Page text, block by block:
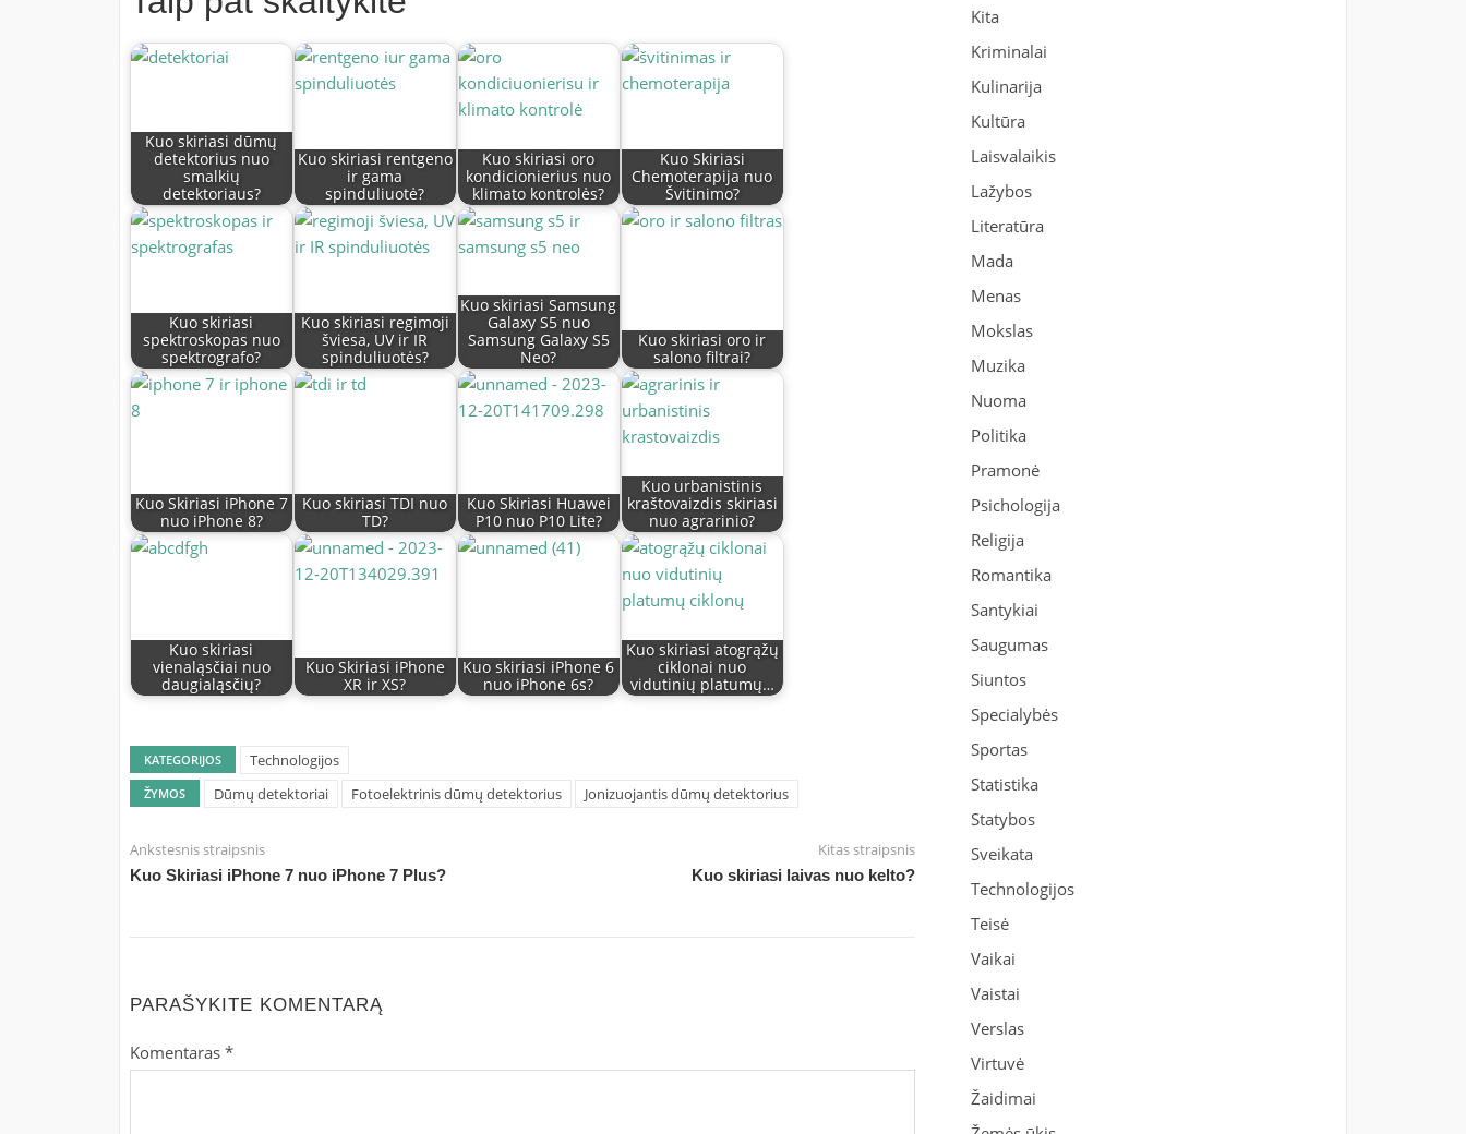
Kuo skiriasi dūmų
detektorius nuo
smalkių
detektoriaus?
Kuo skiriasi rentgeno
ir gama
spinduliuotė?
Kuo skiriasi oro
kondicionierius nuo
klimato kontrolės?
Kuo Skiriasi
Chemoterapija nuo
Švitinimo?
Kuo skiriasi
spektroskopas nuo
spektrografo?
Kuo skiriasi regimoji
šviesa, UV ir IR
spinduliuotės?
Kuo skiriasi Samsung
Galaxy S5 nuo
Samsung Galaxy S5
Neo?
Kuo skiriasi oro ir
salono filtrai?
Kuo Skiriasi iPhone 7
nuo iPhone 8?
Kuo skiriasi TDI nuo
TD?
Kuo Skiriasi Huawei
P10 nuo P10 Lite?
Kuo urbanistinis
kraštovaizdis skiriasi
nuo agrarinio?
Kuo skiriasi
vienaląsčiai nuo
daugialąsčių?
Kuo Skiriasi iPhone
XR ir XS?
Kuo skiriasi iPhone 6
nuo iPhone 6s?
Kuo skiriasi atogrąžų
ciklonai nuo
vidutinių platumų…
KATEGORIJOS Technologijos
ŽYMOS Dūmų detektoriai Fotoelektrinis dūmų detektorius Jonizuojantis dūmų detektorius
Ankstesnis straipsnis
Kuo Skiriasi iPhone 7 nuo iPhone 7 Plus?
Kitas straipsnis
Kuo skiriasi laivas nuo kelto?
PARAŠYKITE KOMENTARĄ
Komentaras *
Kita
Kriminalai
Kulinarija
Kultūra
Laisvalaikis
Lažybos
Literatūra
Mada
Menas
Mokslas
Muzika
Nuoma
Politika
Pramonė
Psichologija
Religija
Romantika
Santykiai
Saugumas
Siuntos
Specialybės
Sportas
Statistika
Statybos
Sveikata
Technologijos
Teisė
Vaikai
Vaistai
Verslas
Virtuvė
Žaidimai